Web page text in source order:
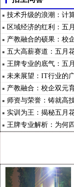
技术升级的浪潮：计
望 区域经济的红利：五
图 产教融合的硕果：校
路五大高薪赛道：五月
王牌专业的底气：五
业率高
未来展望：IT行业的
产教融合：校企双元
师资与荣誉：铸就高
实训为王：揭秘五月
王牌专业解析：为何